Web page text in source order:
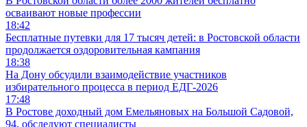
осваивают новые профессии
18:42
Бесплатные путевки для 17 тысяч детей: в Ростовской области
продолжается оздоровительная кампания
18:38
На Дону обсудили взаимодействие участников
избирательного процесса в период ЕДГ-2026
17:48
В Ростове доходный дом Емельяновых на Большой Садовой,
94, обследуют специалисты